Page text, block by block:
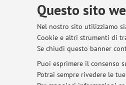
Questo sito
Nel nostro sito utilizziamo
Cookie e altri strumenti di
Se chiudi questo banner
Puoi esprimere il consenso
Potrai sempre rivedere le